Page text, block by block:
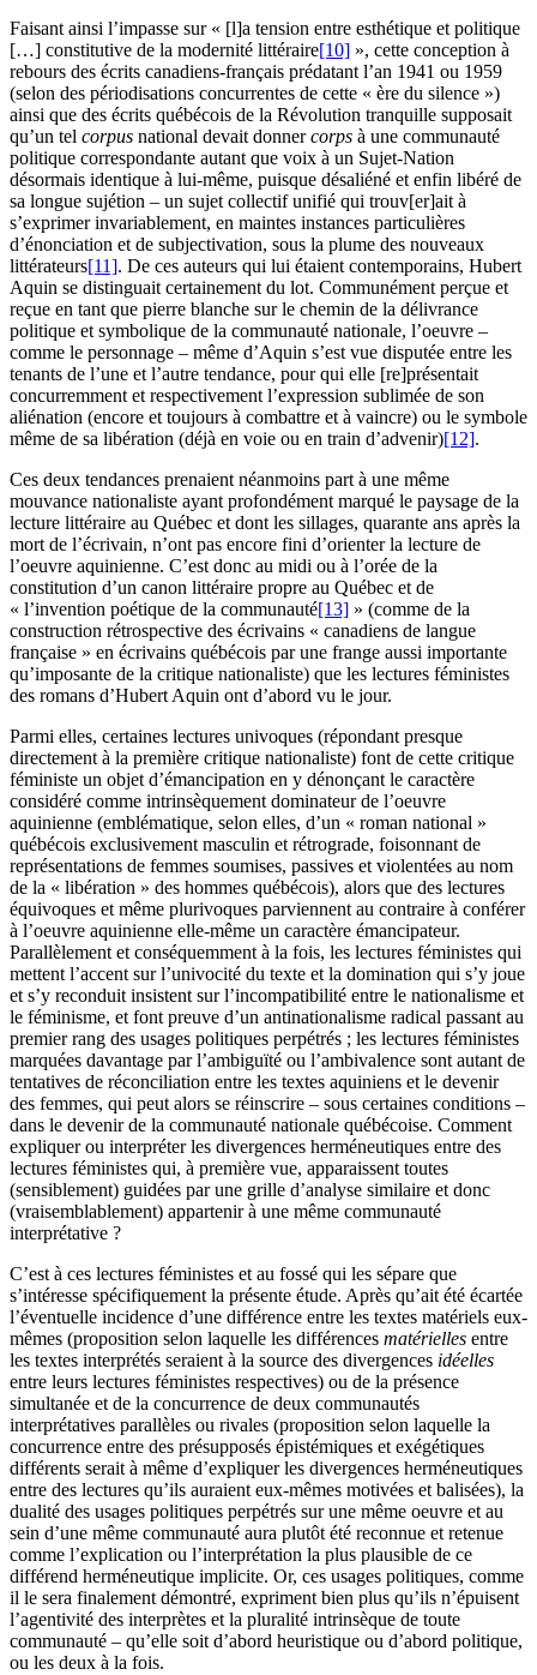
Faisant ainsi l’impasse sur « [l]a tension entre esthétique et politique
[…] constitutive de la modernité littéraire[10] », cette conception à
rebours des écrits canadiens-français prédatant l’an 1941 ou 1959
(selon des périodisations concurrentes de cette « ère du silence »)
ainsi que des écrits québécois de la Révolution tranquille supposait
qu’un tel corpus national devait donnercorps à une communauté
politique correspondante autant que voix à un Sujet-Nation
désormais identique à lui-même, puisque désaliéné et enfin libéré de
sa longue sujétion – un sujet collectif unifié qui trouv[er]ait à
s’exprimer invariablement, en maintes instances particulières
d’énonciation et de subjectivation, sous la plume des nouveaux
littérateurs[11]. De ces auteurs qui lui étaient contemporains, Hubert
Aquin se distinguait certainement du lot. Communément perçue et
reçue en tant que pierre blanche sur le chemin de la délivrance
politique et symbolique de la communauté nationale, l’oeuvre –
comme le personnage – même d’Aquin s’est vue disputée entre les
tenants de l’une et l’autre tendance, pour qui elle [re]présentait
concurremment et respectivement l’expression sublimée de son
aliénation (encore et toujours à combattre et à vaincre) ou le symbole
même de sa libération (déjà en voie ou en train d’advenir)[12].
Ces deux tendances prenaient néanmoins part à une même
mouvance nationaliste ayant profondément marqué le paysage de la
lecture littéraire au Québec et dont les sillages, quarante ans après la
mort de l’écrivain, n’ont pas encore fini d’orienter la lecture de
l’oeuvre aquinienne. C’est donc au midi ou à l’orée de la
constitution d’un canon littéraire propre au Québec et de
« l’invention poétique de la communauté[13] » (comme de la
construction rétrospective des écrivains « canadiens de langue
française » en écrivains québécois par une frange aussi importante
qu’imposante de la critique nationaliste) que les lectures féministes
des romans d’Hubert Aquin ont d’abord vu le jour.
Parmi elles, certaines lectures univoques (répondant presque
directement à la première critique nationaliste) font de cette critique
féministe un objet d’émancipation en y dénonçant le caractère
considéré comme intrinsèquement dominateur de l’oeuvre
aquinienne (emblématique, selon elles, d’un « roman national »
québécois exclusivement masculin et rétrograde, foisonnant de
représentations de femmes soumises, passives et violentées au nom
de la « libération » des hommes québécois), alors que des lectures
équivoques et même plurivoques parviennent au contraire à conférer
à l’oeuvre aquinienne elle-même un caractère émancipateur.
Parallèlement et conséquemment à la fois, les lectures féministes qui
mettent l’accent sur l’univocité du texte et la domination qui s’y joue
et s’y reconduit insistent sur l’incompatibilité entre le nationalisme et
le féminisme, et font preuve d’un antinationalisme radical passant au
premier rang des usages politiques perpétrés ; les lectures féministes
marquées davantage par l’ambiguïté ou l’ambivalence sont autant de
tentatives de réconciliation entre les textes aquiniens et le devenir
des femmes, qui peut alors se réinscrire – sous certaines conditions –
dans le devenir de la communauté nationale québécoise. Comment
expliquer ou interpréter les divergences herméneutiques entre des
lectures féministes qui, à première vue, apparaissent toutes
(sensiblement) guidées par une grille d’analyse similaire et donc
(vraisemblablement) appartenir à une même communauté
interprétative ?
C’est à ces lectures féministes et au fossé qui les sépare que
s’intéresse spécifiquement la présente étude. Après qu’ait été écartée
l’éventuelle incidence d’une différence entre les textes matériels eux-
mêmes (proposition selon laquelle les différences matérielles entre
les textes interprétés seraient à la source des divergences idéelles
entre leurs lectures féministes respectives) ou de la présence
simultanée et de la concurrence de deux communautés
interprétatives parallèles ou rivales (proposition selon laquelle la
concurrence entre des présupposés épistémiques et exégétiques
différents serait à même d’expliquer les divergences herméneutiques
entre des lectures qu’ils auraient eux-mêmes motivées et balisées), la
dualité des usages politiques perpétrés sur une même oeuvre et au
sein d’une même communauté aura plutôt été reconnue et retenue
comme l’explication ou l’interprétation la plus plausible de ce
différend herméneutique implicite. Or, ces usages politiques, comme
il le sera finalement démontré, expriment bien plus qu’ils n’épuisent
l’agentivité des interprètes et la pluralité intrinsèque de toute
communauté – qu’elle soit d’abord heuristique ou d’abord politique,
ou les deux à la fois.